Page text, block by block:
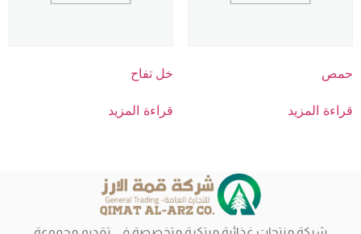
حمص
قراءة المزيد
خل تفاح
قراءة المزيد